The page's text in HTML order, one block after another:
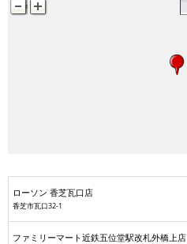
ローソン 香芝瓦口店
香芝市瓦口32-1
ファミリーマート近鉄五位堂駅改札外橋上店